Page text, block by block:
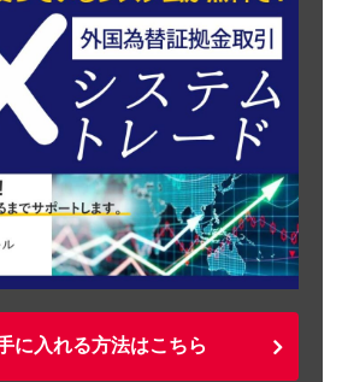
に入れる方法はこちら